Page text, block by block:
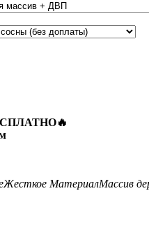
Жесткое МатериалМассив